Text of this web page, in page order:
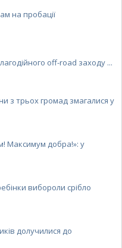
на пробації
off-road заходу ...
з трьох громад змагалися у
Максимум добра!»: у
вибороли срібло
долучилися до